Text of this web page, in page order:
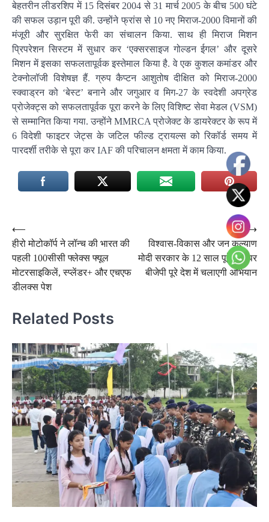
बेहतरीन लीडरशिप में 15 दिसंबर 2004 से 31 मार्च 2005 के बीच 500 घंटे
की सफल उड़ान पूरी की. उन्होंने फ्रांस से 10 नए मिराज-2000 विमानों की
मंजूरी और सुरक्षित फेरी का संचालन किया. साथ ही मिराज मिशन
प्रिपरेशन सिस्टम में सुधार कर ‘एक्सरसाइज गोल्डन ईगल’ और दूसरे
मिशन में इसका सफलतापूर्वक इस्तेमाल किया है. वे एक कुशल कमांडर और
टेक्नोलॉजी विशेषज्ञ हैं. ग्रुप कैप्टन आशुतोष दीक्षित को मिराज-2000
स्क्वाड्रन को ‘बेस्ट’ बनाने और जगुआर व मिग-27 के स्वदेशी अपग्रेड
प्रोजेक्ट्स को सफलतापूर्वक पूरा करने के लिए विशिष्ट सेवा मेडल (VSM)
से सम्मानित किया गया. उन्होंने MMRCA प्रोजेक्ट के डायरेक्टर के रूप में
6 विदेशी फाइटर जेट्स के जटिल फील्ड ट्रायल्स को रिकॉर्ड समय में
पारदर्शी तरीके से पूरा कर IAF की परिचालन क्षमता में काम किया.
Post
navigation
⟵
हीरो मोटोकॉर्प ने लॉन्च की भारत की
पहली 100सीसी फ्लेक्स फ्यूल
मोटरसाइकिलें, स्प्लेंडर+ और एचएफ
डीलक्स पेश
विश्वास-विकास और जन कल्याण
मोदी सरकार के 12 साल पूरे होने पर
बीजेपी पूरे देश में चलाएगी अभियान
⟶
Related Posts